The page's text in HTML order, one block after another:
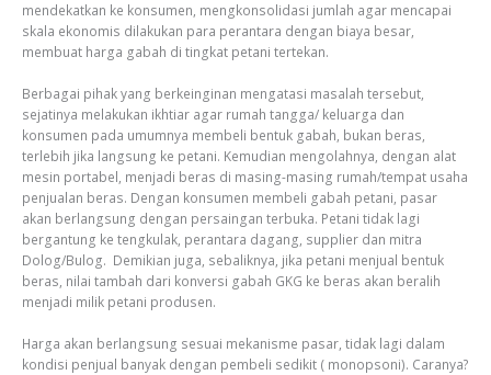
mendekatkan ke konsumen, mengkonsolidasi jumlah agar mencapai
skala ekonomis dilakukan para perantara dengan biaya besar,
membuat harga gabah di tingkat petani tertekan.
Berbagai pihak yang berkeinginan mengatasi masalah tersebut,
sejatinya melakukan ikhtiar agar rumah tangga/ keluarga dan
konsumen pada umumnya membeli bentuk gabah, bukan beras,
terlebih jika langsung ke petani. Kemudian mengolahnya, dengan alat
mesin portabel, menjadi beras di masing-masing rumah/tempat usaha
penjualan beras. Dengan konsumen membeli gabah petani, pasar
akan berlangsung dengan persaingan terbuka. Petani tidak lagi
bergantung ke tengkulak, perantara dagang, supplier dan mitra
Dolog/Bulog. Demikian juga, sebaliknya, jika petani menjual bentuk
beras, nilai tambah dari konversi gabah GKG ke beras akan beralih
menjadi milik petani produsen.
Harga akan berlangsung sesuai mekanisme pasar, tidak lagi dalam
kondisi penjual banyak dengan pembeli sedikit ( monopsoni). Caranya?